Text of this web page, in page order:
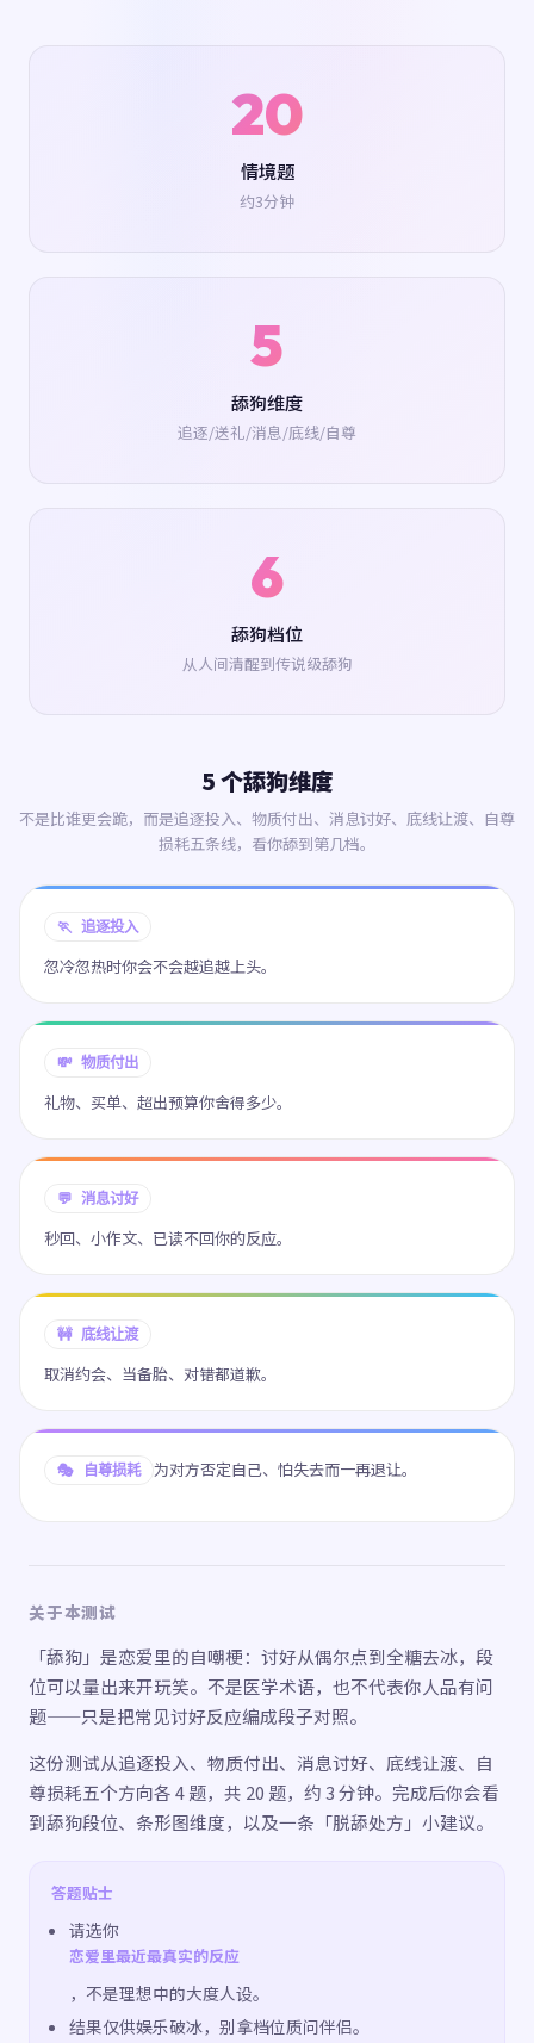
20
情境题
约3分钟
5
舔狗维度
追逐/送礼/消息/底线/自尊
6
舔狗档位
从人间清醒到传说级舔狗
5 个舔狗维度
不是比谁更会跪，而是追逐投入、物质付出、消息讨好、底线让渡、自尊
损耗五条线，看你舔到第几档。
🏃 追逐投入
忽冷忽热时你会不会越追越上头。
💸 物质付出
礼物、买单、超出预算你舍得多少。
💬 消息讨好
秒回、小作文、已读不回你的反应。
🚧 底线让渡
取消约会、当备胎、对错都道歉。
🎭 自尊损耗 为对方否定自己、怕失去而一再退让。
关于本测试
「舔狗」是恋爱里的自嘲梗：讨好从偶尔点到全糖去冰，段
位可以量出来开玩笑。不是医学术语，也不代表你人品有问
题——只是把常见讨好反应编成段子对照。
这份测试从追逐投入、物质付出、消息讨好、底线让渡、自
尊损耗五个方向各 4 题，共 20 题，约 3 分钟。完成后你会看
到舔狗段位、条形图维度，以及一条「脱舔处方」小建议。
答题贴士
请选你
恋爱里最近最真实的反应
，不是理想中的大度人设。
结果仅供娱乐破冰，别拿档位质问伴侣。